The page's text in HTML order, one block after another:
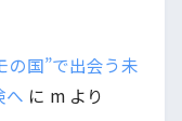
の国”で出会う未
へ に m より